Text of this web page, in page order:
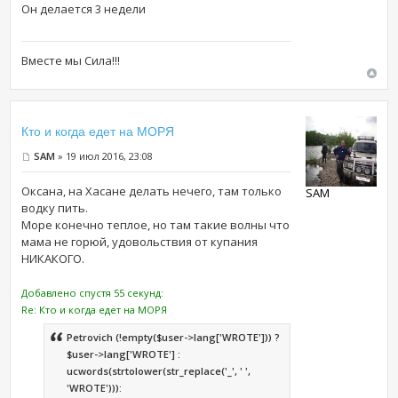
Он делается 3 недели
Вместе мы Сила!!!
Кто и когда едет на МОРЯ
SAM » 19 июл 2016, 23:08
Оксана, на Хасане делать нечего, там только
водку пить.
Море конечно теплое, но там такие волны что
мама не горюй, удовольствия от купания
НИКАКОГО.
Добавлено спустя 55 секунд:
Re: Кто и когда едет на МОРЯ
Petrovich (!empty($user->lang['WROTE'])) ?
$user->lang['WROTE'] :
ucwords(strtolower(str_replace('_', ' ',
'WROTE'))):
SAM